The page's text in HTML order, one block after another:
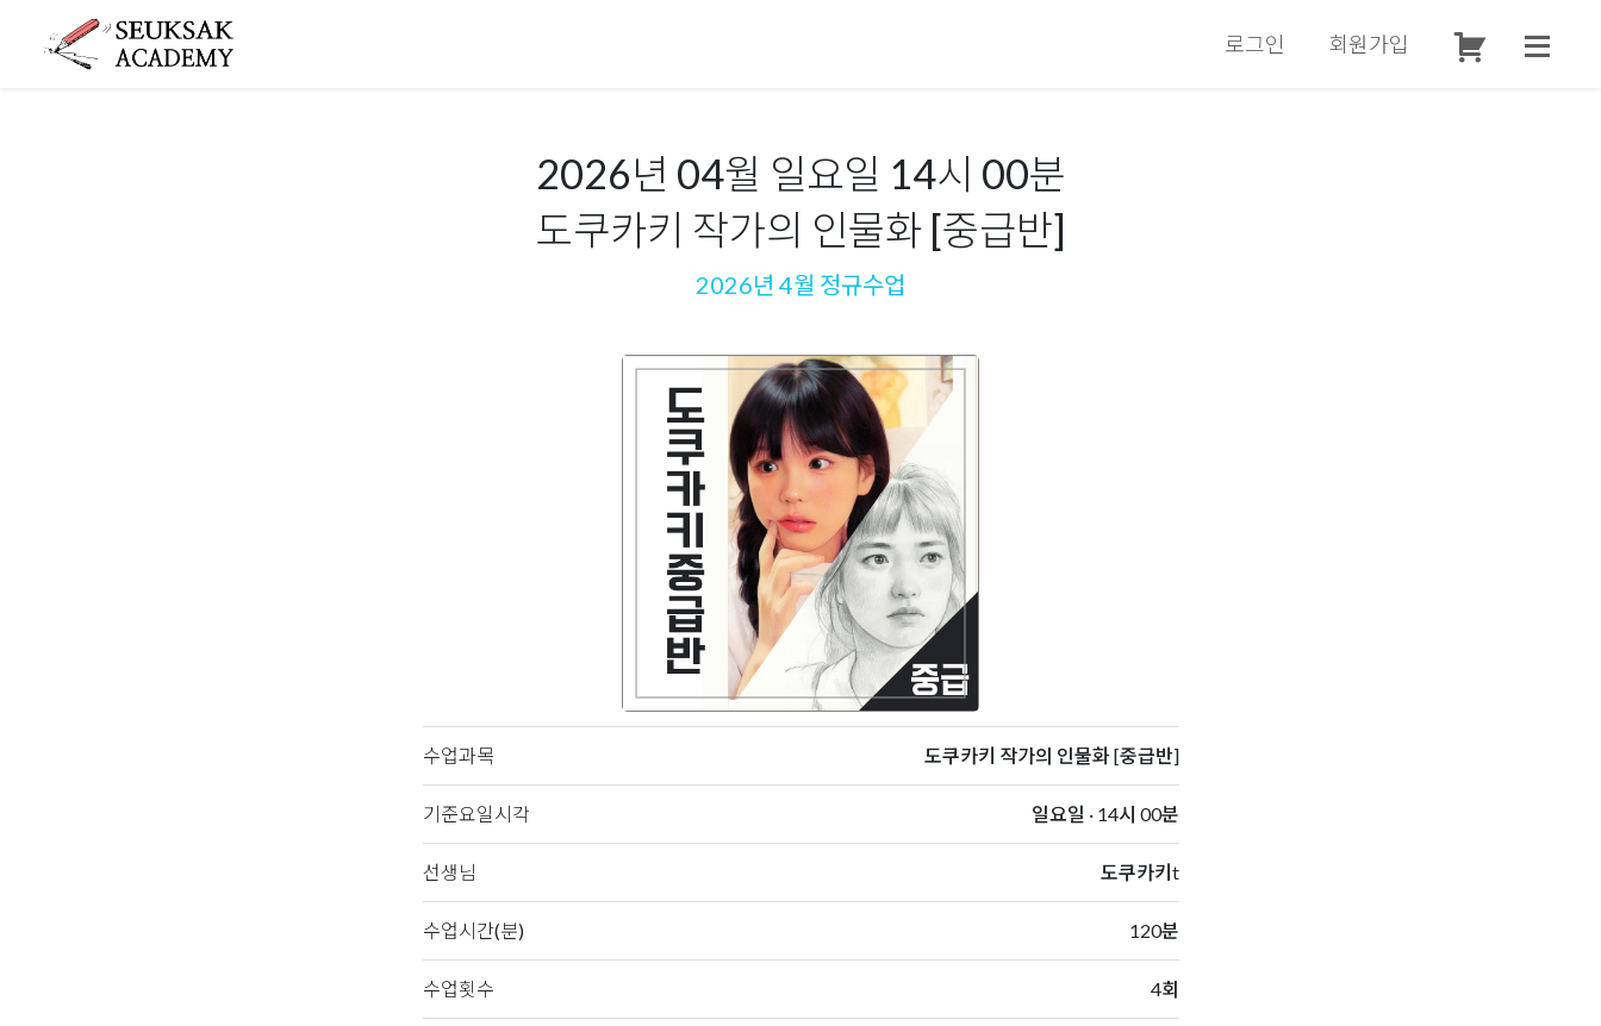
그림 그리는 사람들이 모이는 공간 슥삭화실
로그인 회원가입
2026년 04월 일요일 14시 00분
도쿠카키 작가의 인물화 [중급반]
2026년 4월 정규수업
수업과목 도쿠카키 작가의 인물화 [중급반]
기준요일시각 일요일 · 14시 00분
선생님 도쿠카키t
수업시간(분) 120분
수업횟수 4회